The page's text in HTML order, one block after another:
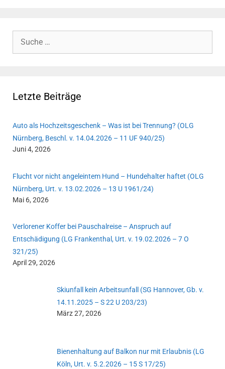
Suche
Letzte Beiträge
Auto als Hochzeitsgeschenk – Was ist bei Trennung? (OLG
Nürnberg, Beschl. v. 14.04.2026 – 11 UF 940/25)
Juni 4, 2026
Flucht vor nicht angeleintem Hund – Hundehalter haftet (OLG
Nürnberg, Urt. v. 13.02.2026 – 13 U 1961/24)
Mai 6, 2026
Verlorener Koffer bei Pauschalreise – Anspruch auf
Entschädigung (LG Frankenthal, Urt. v. 19.02.2026 – 7 O
321/25)
April 29, 2026
Skiunfall kein Arbeitsunfall (SG Hannover, Gb. v.
14.11.2025 – S 22 U 203/23)
März 27, 2026
Bienenhaltung auf Balkon nur mit Erlaubnis (LG
Köln, Urt. v. 5.2.2026 – 15 S 17/25)